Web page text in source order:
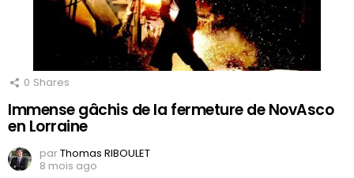
0 Shares
Immense gâchis de la fermeture de NovAsco
en Lorraine
parThomas RIBOULET
8 mois ago